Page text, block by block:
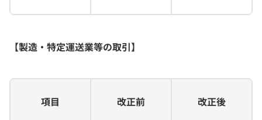
【製造・特定運送業等の取引】
項目 改正前 改正後